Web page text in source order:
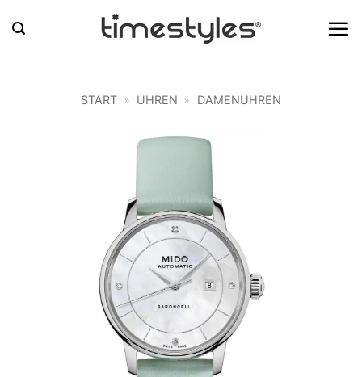
Inhalt
START » UHREN » DAMENUHREN